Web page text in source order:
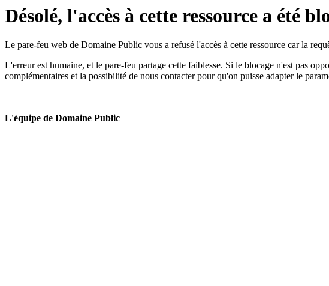
Désolé, l'accès à cette ressource a été
Le pare-feu web de Domaine Public vous a refusé l'accès à cette ressource car la
L'erreur est humaine, et le pare-feu partage cette faiblesse. Si le blocage n'est pas
complémentaires et la possibilité de nous contacter pour qu'on puisse adapter le
L'équipe de Domaine Public